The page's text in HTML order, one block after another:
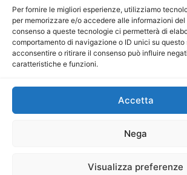
Per fornire le migliori esperienze, utilizziamo
per memorizzare e/o accedere alle informazioni del
consenso a queste tecnologie ci permetterà di
comportamento di navigazione o ID unici su questo
acconsentire o ritirare il consenso può influire
caratteristiche e funzioni.
Accetta
Nega
Visualizza preferenze
Direttore Editoriale: Maurizio
Direttore Responsabile: Maria
P.IVA: 06334930820
Mercurio Comunicazione Società
iscritta al Registro degli Operatori di
Sito gestito daLa Digitale srl–